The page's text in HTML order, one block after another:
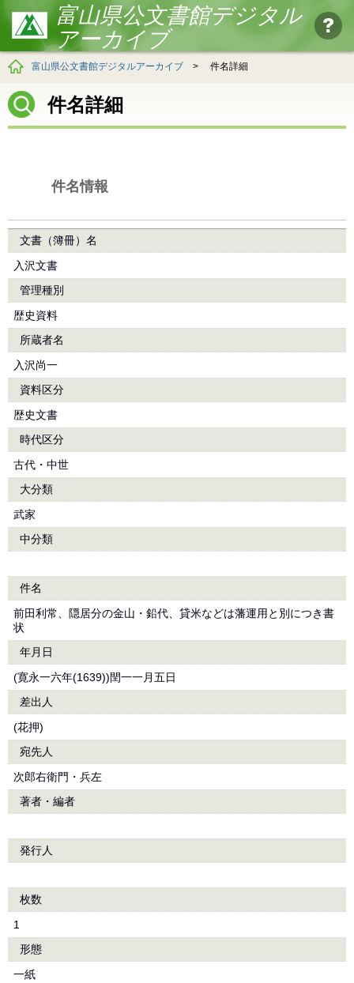
富山県公文書館デジタル
アーカイブ
富山県公文書館デジタルアーカイブ > 件名詳細
件名詳細
件名情報
文書（簿冊）名
入沢文書
管理種別
歴史資料
所蔵者名
入沢尚一
資料区分
歴史文書
時代区分
古代・中世
大分類
武家
中分類
件名
前田利常、隠居分の金山・鉛代、貸米などは藩運用と別につき書
状
年月日
(寛永一六年(1639))閏一一月五日
差出人
(花押)
宛先人
次郎右衛門・兵左
著者・編者
発行人
枚数
1
形態
一紙